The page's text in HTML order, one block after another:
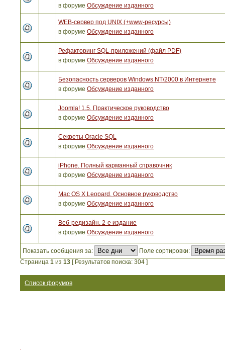
в форуме Обсуждение изданного
WEB-сервер под UNIX (+www-ресурсы)
в форуме Обсуждение изданного
Рефакторинг SQL-приложений (файл PDF)
в форуме Обсуждение изданного
Безопасность серверов Windows NT/2000 в Интернете
в форуме Обсуждение изданного
Joomla! 1.5. Практическое руководство
в форуме Обсуждение изданного
Секреты Oracle SQL
в форуме Обсуждение изданного
iPhone. Полный карманный справочник
в форуме Обсуждение изданного
Mac OS X Leopard. Основное руководство
в форуме Обсуждение изданного
Веб-редизайн. 2-е издание
в форуме Обсуждение изданного
Показать сообщения за:
Поле сортировки:
Страница 1 из 13 [ Результатов поиска: 304 ]
Список форумов